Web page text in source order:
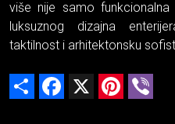
više nije samo
luksuznog dizajna
taktilnost i arhitektonsku
Share Facebook Pinterest